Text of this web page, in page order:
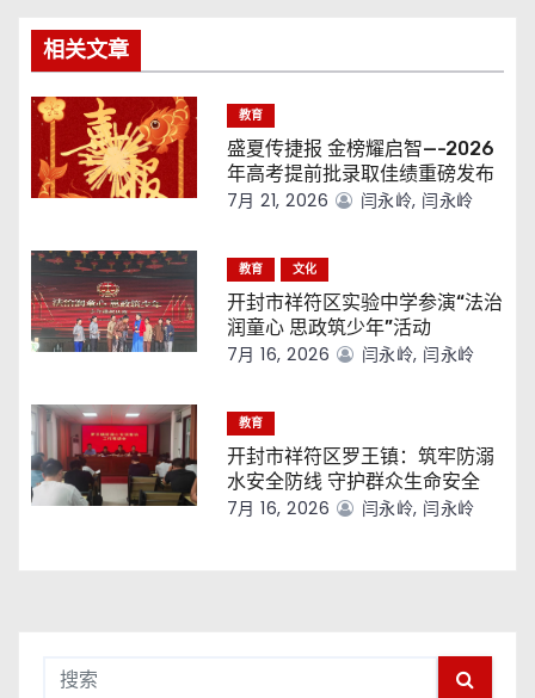
导
航
相关文章
教育
盛夏传捷报 金榜耀启智—-2026
年高考提前批录取佳绩重磅发布
7月 21, 2026 闫永岭, 闫永岭
教育 文化
开封市祥符区实验中学参演“法治
润童心 思政筑少年”活动
7月 16, 2026 闫永岭, 闫永岭
教育
开封市祥符区罗王镇：筑牢防溺
水安全防线 守护群众生命安全
7月 16, 2026 闫永岭, 闫永岭